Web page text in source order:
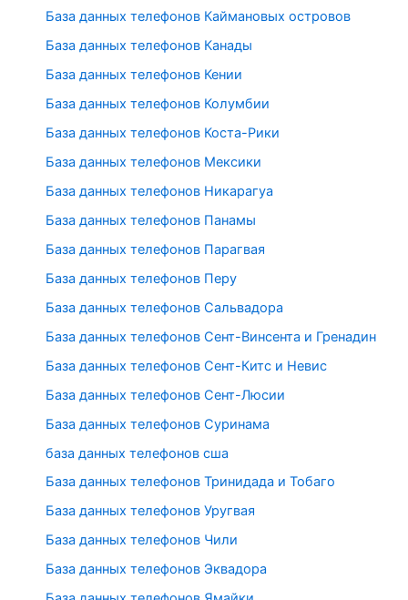
База данных телефонов Каймановых островов
База данных телефонов Канады
База данных телефонов Кении
База данных телефонов Колумбии
База данных телефонов Коста-Рики
База данных телефонов Мексики
База данных телефонов Никарагуа
База данных телефонов Панамы
База данных телефонов Парагвая
База данных телефонов Перу
База данных телефонов Сальвадора
База данных телефонов Сент-Винсента и Гренадин
База данных телефонов Сент-Китс и Невис
База данных телефонов Сент-Люсии
База данных телефонов Суринама
база данных телефонов сша
База данных телефонов Тринидада и Тобаго
База данных телефонов Уругвая
База данных телефонов Чили
База данных телефонов Эквадора